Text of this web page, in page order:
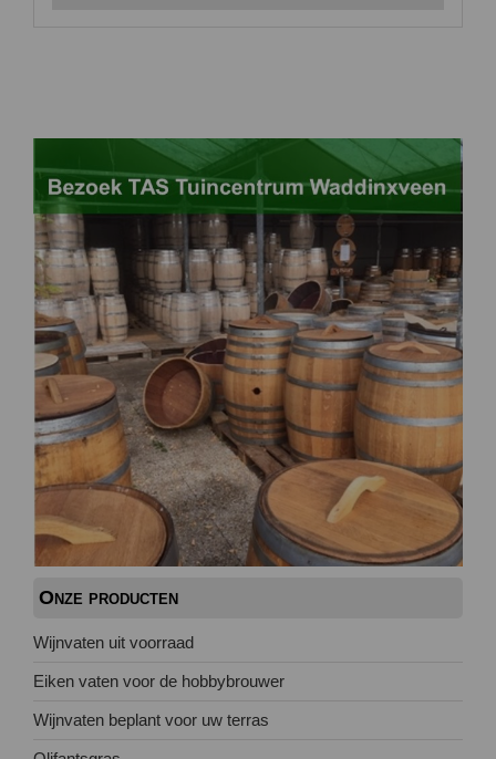
Onze producten
Wijnvaten uit voorraad
Eiken vaten voor de hobbybrouwer
Wijnvaten beplant voor uw terras